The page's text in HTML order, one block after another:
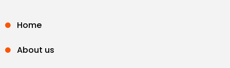
Home
About us